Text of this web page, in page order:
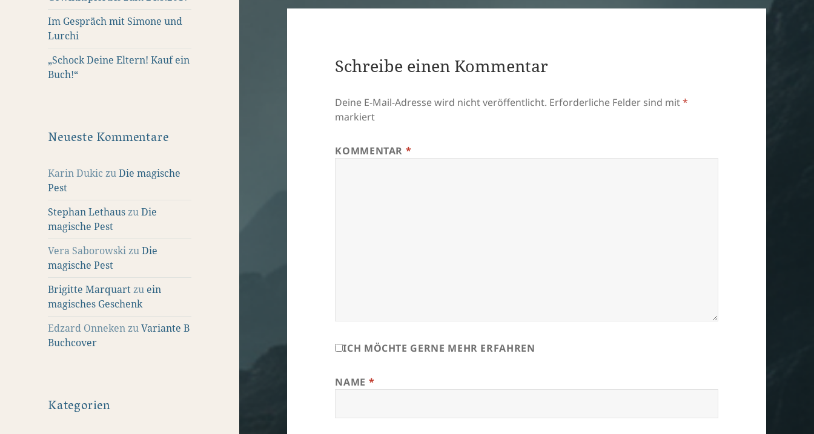
Im Gespräch mit Simone und
Lurchi
„Schock Deine Eltern! Kauf ein
Buch!“
Neueste Kommentare
Karin DukiczuDie magische
Pest
Stephan LethauszuDie
magische Pest
Vera SaborowskizuDie
magische Pest
Brigitte Marquartzu ein
magisches Geschenk
Edzard OnnekenzuVariante B
Buchcover
Kategorien
Schreibe einen Kommentar
Deine E-Mail-Adresse wird nicht veröffentlicht. Erforderliche Felder sind mit*
markiert
KOMMENTAR *
ICH MÖCHTE GERNE MEHR ERFAHREN
NAME *